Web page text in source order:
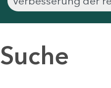
Suche